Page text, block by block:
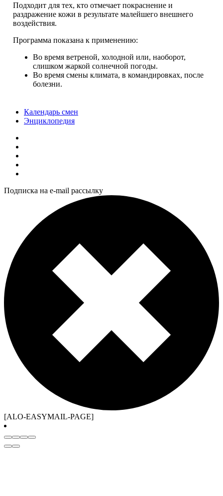
Подходит для тех, кто отмечает покраснение и
раздражение кожи в результате малейшего внешнего
воздействия.
Программа показана к применению:
Во время ветреной, холодной или, наоборот,
слишком жаркой солнечной погоды.
Во время смены климата, в командировках, после
болезни.
Календарь смен
Энциклопедия
Подписка на e-mail рассылку
[ALO-EASYMAIL-PAGE]